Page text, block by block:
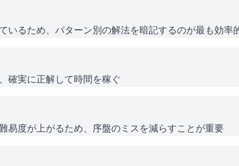
いるため、パターン別の解法を暗記するのが最も効率
確実に正解して時間を稼ぐ
易度が上がるため、序盤のミスを減らすことが重要